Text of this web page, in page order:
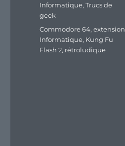
Catégories
Informatique,Trucs de
geek
Étiquettes
Commodore 64,extension
Informatique, Kung Fu
Flash 2, rétroludique